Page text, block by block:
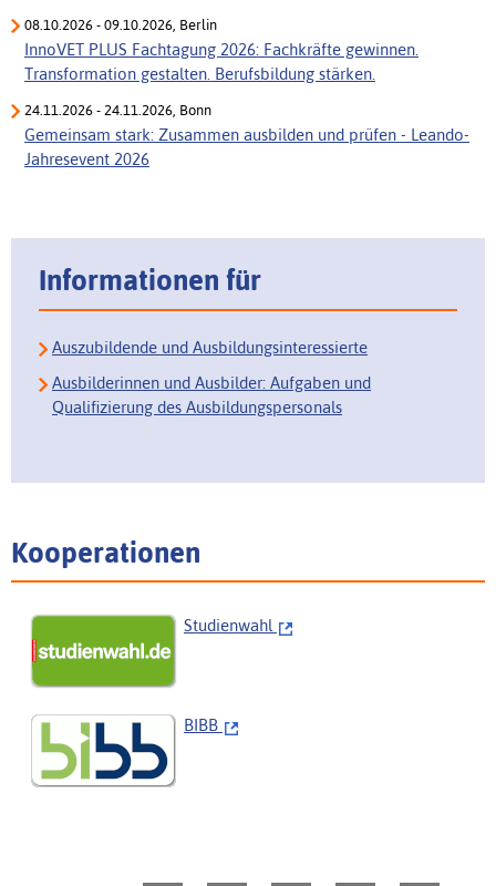
08.10.2026 - 09.10.2026, Berlin
InnoVET PLUS Fachtagung 2026: Fachkräfte gewinnen.
Transformation gestalten. Berufsbildung stärken.
24.11.2026 - 24.11.2026, Bonn
Gemeinsam stark: Zusammen ausbilden und prüfen - Leando-
Jahresevent 2026
Informationen für
Auszubildende und Ausbildungsinteressierte
Ausbilderinnen und Ausbilder: Aufgaben und
Qualifizierung des Ausbildungspersonals
Kooperationen
Studienwahl
BIBB